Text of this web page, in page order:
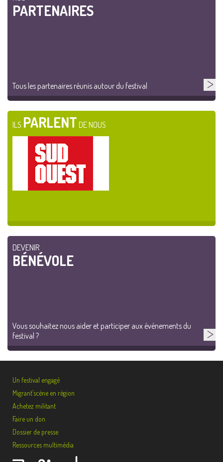
PARTENAIRES
Tous les partenaires réunis autour du festival
ILS PARLENT DE NOUS
DEVENIR
BÉNÉVOLE
Vous souhaitez nous aider et participer aux événements du
festival ?
Un festival engagé
Migrant’scène en région
Achetez militant
Faire un don
Dossier de presse
Ressources multimédia